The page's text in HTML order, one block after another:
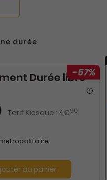
durée
-57%
Durée libre
Tarif Kiosque : 4€90
au panier